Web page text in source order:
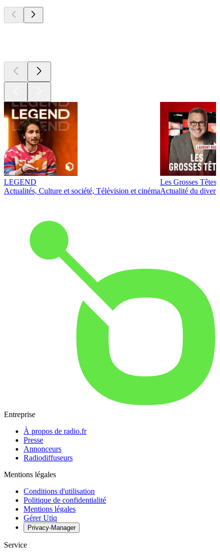
LEGEND
Actualités, Culture et société, Télévision et cinéma
Les Grosses Têtes
Actualité du
Entreprise
À propos de radio.fr
Presse
Annonceurs
Radiodiffuseurs
Mentions légales
Conditions d'utilisation
Politique de confidentialité
Mentions légales
Gérer Utiq
Privacy-Manager
Service